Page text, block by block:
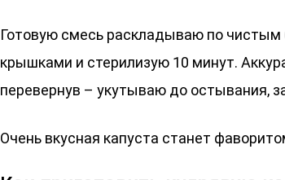
Готовую смесь раскладываю по чистым
крышками и стерилизую 10 минут.
перевернув – укутываю до остывания,
Очень вкусная капуста станет